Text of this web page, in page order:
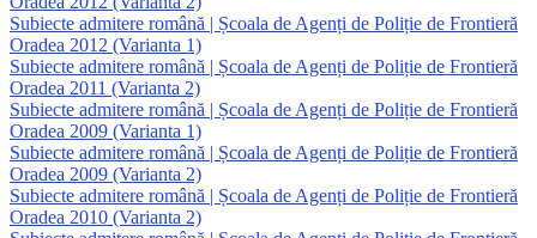
Subiecte admitere română | Școala de Agenți de Poliție de Frontieră
Oradea 2012 (Varianta 1)
Subiecte admitere română | Școala de Agenți de Poliție de Frontieră
Oradea 2011 (Varianta 2)
Subiecte admitere română | Școala de Agenți de Poliție de Frontieră
Oradea 2009 (Varianta 1)
Subiecte admitere română | Școala de Agenți de Poliție de Frontieră
Oradea 2009 (Varianta 2)
Subiecte admitere română | Școala de Agenți de Poliție de Frontieră
Oradea 2010 (Varianta 2)